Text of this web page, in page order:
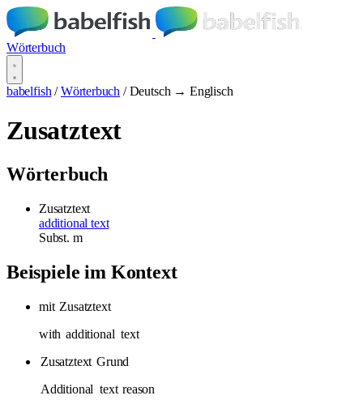
Wörterbuch
babelfish / Wörterbuch / Deutsch → Englisch
Zusatztext
Wörterbuch
Zusatztext
additional text
Subst. m
Beispiele im Kontext
mit Zusatztext
with additional text
Zusatztext Grund
Additional text reason